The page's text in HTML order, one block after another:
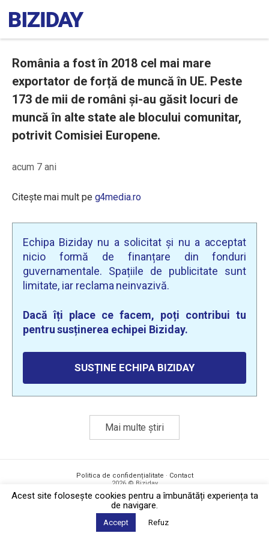
România a fost în 2018 cel mai mare
exportator de forță de muncă în UE. Peste
173 de mii de români și-au găsit locuri de
muncă în alte state ale blocului comunitar,
potrivit Comisiei Europene.
acum 7 ani
Citește mai mult pe g4media.ro
Echipa Biziday nu a solicitat și nu a acceptat
nicio formă de finanțare din fonduri
guvernamentale. Spațiile de publicitate sunt
limitate, iar reclama neinvazivă.
Dacă îți place ce facem, poți contribui tu
pentru susținerea echipei Biziday.
SUSȚINE ECHIPA BIZIDAY
Mai multe știri
Politica de confidențialitate · Contact
2026 © Biziday
Acest site foloseşte cookies pentru a îmbunătăți experiența ta
de navigare.
Accept Refuz